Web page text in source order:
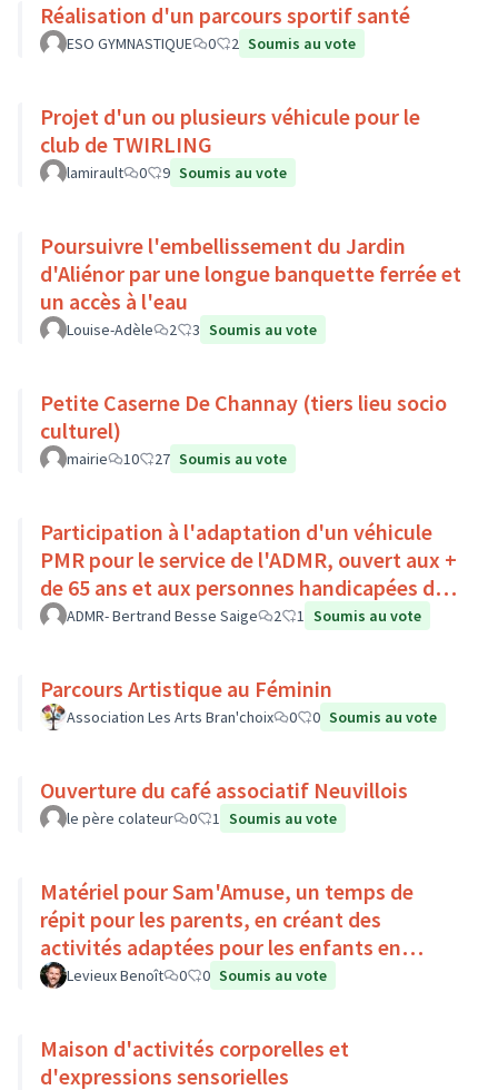
Réalisation d'un parcours sportif santé
ESO GYMNASTIQUE 0 2 Soumis au vote
Projet d'un ou plusieurs véhicule pour le
club de TWIRLING
lamirault 0 9 Soumis au vote
Poursuivre l'embellissement du Jardin
d'Aliénor par une longue banquette ferrée et
un accès à l'eau
Louise-Adèle 2 3 Soumis au vote
Petite Caserne De Channay (tiers lieu socio
culturel)
mairie 10 27 Soumis au vote
Participation à l'adaptation d'un véhicule
PMR pour le service de l'ADMR, ouvert aux +
de 65 ans et aux personnes handicapées du
Pays Loire-Touraine.
ADMR- Bertrand Besse Saige 2 1 Soumis au vote
Parcours Artistique au Féminin
Association Les Arts Bran'choix 0 0 Soumis au vote
Ouverture du café associatif Neuvillois
le père colateur 0 1 Soumis au vote
Matériel pour Sam'Amuse, un temps de
répit pour les parents, en créant des
activités adaptées pour les enfants en
situation de handicap
Levieux Benoît 0 0 Soumis au vote
Maison d'activités corporelles et
d'expressions sensorielles